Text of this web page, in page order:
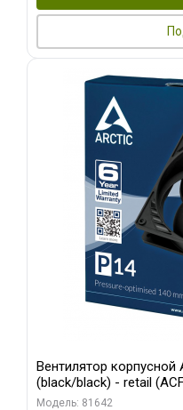
Вентилятор корпусной
(black/black) - retail
Модель: 81642